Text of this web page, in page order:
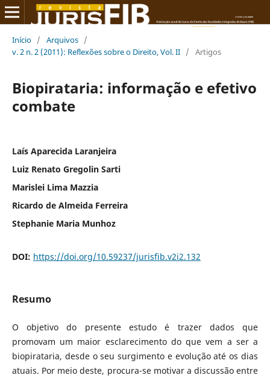
Início / Arquivos /
v. 2 n. 2 (2011): Reflexões sobre o Direito, Vol. II / Artigos
Biopirataria: informação e efetivo
combate
Laís Aparecida Laranjeira
Luiz Renato Gregolin Sarti
Marislei Lima Mazzia
Ricardo de Almeida Ferreira
Stephanie Maria Munhoz
DOI: https://doi.org/10.59237/jurisfib.v2i2.132
Resumo
O objetivo do presente estudo é trazer dados que
promovam um maior esclarecimento do que vem a ser a
biopirataria, desde o seu surgimento e evolução até os dias
atuais. Por meio deste, procura-se motivar a discussão entre